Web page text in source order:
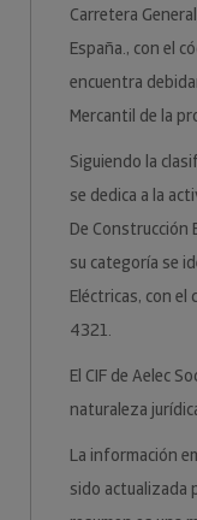
Carretera
España., con el
encuentra
Mercantil de la
Siguiendo la
se dedica a la
De Construcción
su categoría se
Eléctricas, con
4321.
El CIF de Aelec
naturaleza
La información
sido actualizada